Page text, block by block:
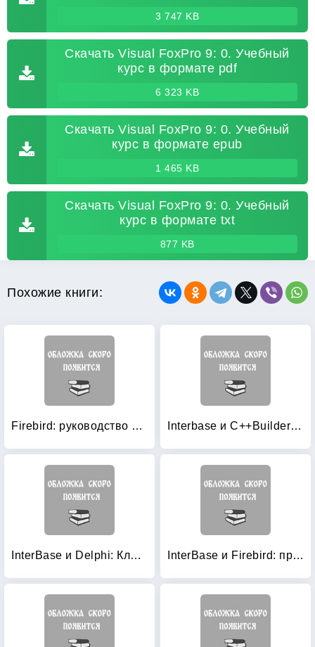
3 747 KB
Скачать Visual FoxPro 9: 0. Учебный
курс в формате pdf
6 323 KB
Скачать Visual FoxPro 9: 0. Учебный
курс в формате epub
1 465 KB
Скачать Visual FoxPro 9: 0. Учебный
курс в формате txt
877 KB
Похожие книги:
Firebird: руководство разработчика баз данных Interbase и C++Builder на примерах (+ CD-ROM)
InterBase и Delphi: Клиент-серверные базы данных InterBase и Firebird: практическое руководство для умных пользователей и начинающих разработчиков (+ CD-ROM)